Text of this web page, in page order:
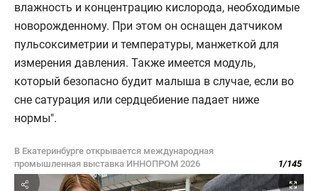
влажность и концентрацию кислорода, необходимые
новорожденному. При этом он оснащен датчиком
пульсоксиметрии и температуры, манжеткой для
измерения давления. Также имеется модуль,
который безопасно будит малыша в случае, если во
сне сатурация или сердцебиение падает ниже
нормы".
В Екатеринбурге открывается международная
промышленная выставка ИННОПРОМ 2026
1/145